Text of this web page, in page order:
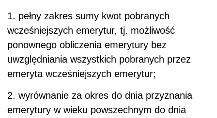
1. pełny zakres sumy kwot pobranych
wcześniejszych emerytur, tj. możliwość
ponownego obliczenia emerytury bez
uwzględniania wszystkich pobranych przez
emeryta wcześniejszych emerytur;
2. wyrównanie za okres do dnia przyznania
emerytury w wieku powszechnym do dnia